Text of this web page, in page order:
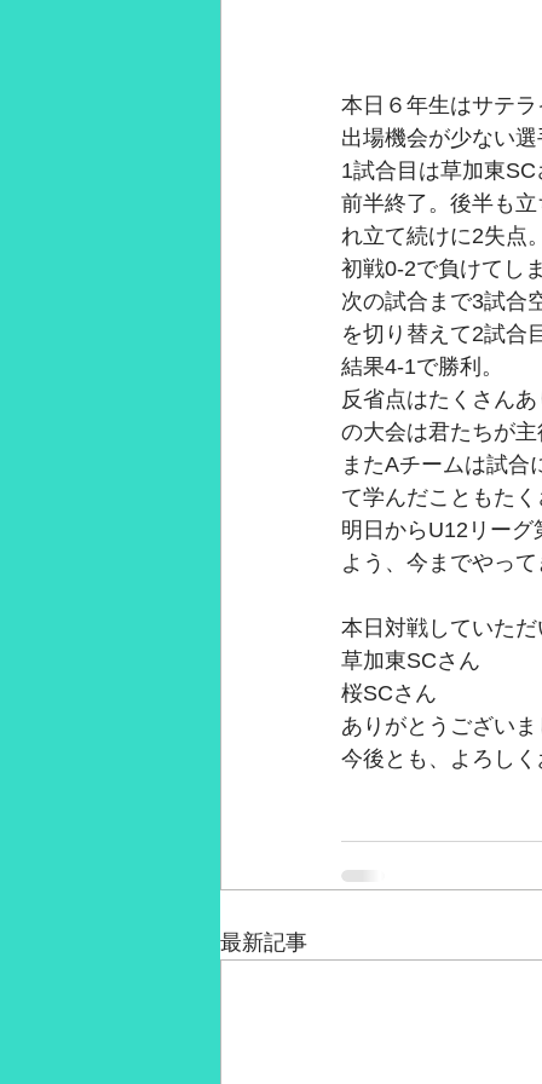
本日６年生はサテ
出場機会が少ない選
1試合目は草加東
前半終了。後半も
れ立て続けに2失点。
初戦0-2で負けてし
次の試合まで3試合
を切り替えて2試合
結果4-1で勝利。
反省点はたくさん
の大会は君たちが主
またAチームは試合
て学んだこともたく
明日からU12リー
よう、今までやっ
本日対戦していただ
草加東SCさん
桜SCさん
ありがとうございま
今後とも、よろしく
最新記事